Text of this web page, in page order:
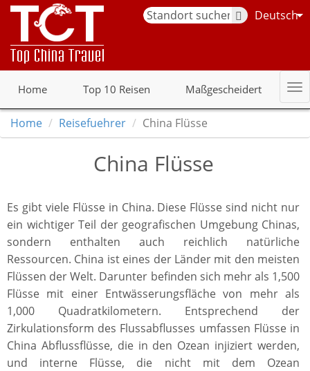
Deutsch
Home Top 10 Reisen Maßgescheidert
Home Reisefuehrer China Flüsse
China Flüsse
Es gibt viele Flüsse in China. Diese Flüsse sind nicht nur
ein wichtiger Teil der geografischen Umgebung Chinas,
sondern enthalten auch reichlich natürliche
Ressourcen. China ist eines der Länder mit den meisten
Flüssen der Welt. Darunter befinden sich mehr als 1,500
Flüsse mit einer Entwässerungsfläche von mehr als
1,000 Quadratkilometern. Entsprechend der
Zirkulationsform des Flussabflusses umfassen Flüsse in
China Abflussflüsse, die in den Ozean injiziert werden,
und interne Flüsse, die nicht mit dem Ozean